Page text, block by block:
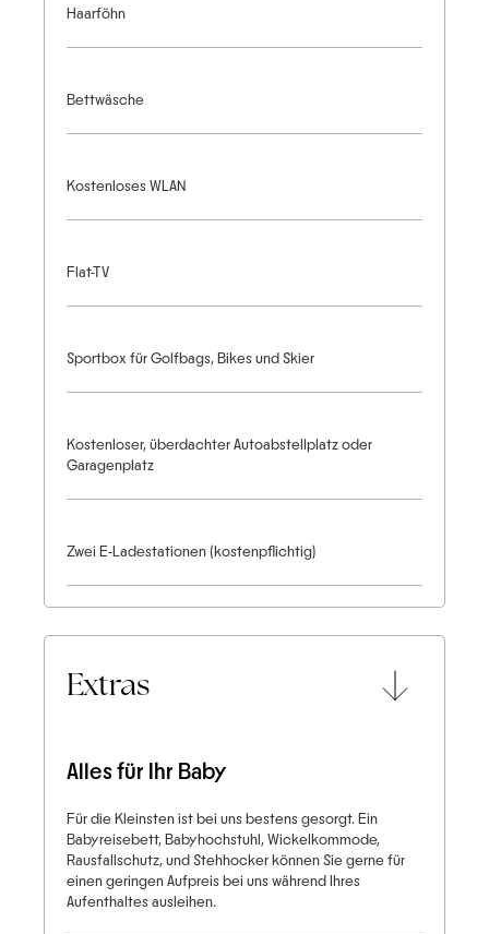
Haarföhn
Bettwäsche
Kostenloses WLAN
Flat-TV
Sportbox für Golfbags, Bikes und Skier
Kostenloser, überdachter Autoabstellplatz oder
Garagenplatz
Zwei E-Ladestationen (kostenpflichtig)
Extras
Alles für Ihr Baby
Für die Kleinsten ist bei uns bestens gesorgt. Ein
Babyreisebett, Babyhochstuhl, Wickelkommode,
Rausfallschutz, und Stehhocker können Sie gerne für
einen geringen Aufpreis bei uns während Ihres
Aufenthaltes ausleihen.